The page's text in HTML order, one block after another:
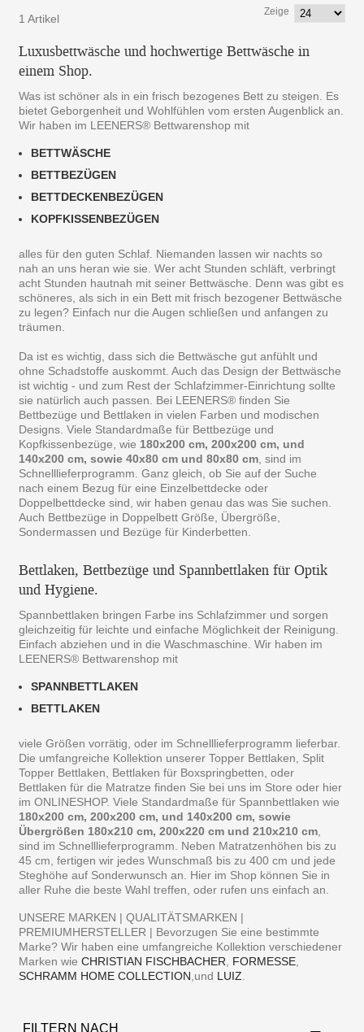
1 Artikel
Zeige
Luxusbettwäsche und hochwertige Bettwäsche in
einem Shop.
Was ist schöner als in ein frisch bezogenes Bett zu steigen. Es
bietet Geborgenheit und Wohlfühlen vom ersten Augenblick an.
Wir haben im LEENERS® Bettwarenshop mit
BETTWÄSCHE
BETTBEZÜGEN
BETTDECKENBEZÜGEN
KOPFKISSENBEZÜGEN
alles für den guten Schlaf. Niemanden lassen wir nachts so
nah an uns heran wie sie. Wer acht Stunden schläft, verbringt
acht Stunden hautnah mit seiner Bettwäsche. Denn was gibt es
schöneres, als sich in ein Bett mit frisch bezogener Bettwäsche
zu legen? Einfach nur die Augen schließen und anfangen zu
träumen.
Da ist es wichtig, dass sich die Bettwäsche gut anfühlt und
ohne Schadstoffe auskommt. Auch das Design der Bettwäsche
ist wichtig - und zum Rest der Schlafzimmer-Einrichtung sollte
sie natürlich auch passen. Bei LEENERS® finden Sie
Bettbezüge und Bettlaken in vielen Farben und modischen
Designs. Viele Standardmaße für Bettbezüge und
Kopfkissenbezüge, wie 180x200 cm, 200x200 cm, und
140x200 cm, sowie 40x80 cm und 80x80 cm , sind im
Schnelllieferprogramm. Ganz gleich, ob Sie auf der Suche
nach einem Bezug für eine Einzelbettdecke oder
Doppelbettdecke sind, wir haben genau das was Sie suchen.
Auch Bettbezüge in Doppelbett Größe, Übergröße,
Sondermassen und Bezüge für Kinderbetten.
Bettlaken, Bettbezüge und Spannbettlaken für Optik
und Hygiene.
Spannbettlaken bringen Farbe ins Schlafzimmer und sorgen
gleichzeitig für leichte und einfache Möglichkeit der Reinigung.
Einfach abziehen und in die Waschmaschine. Wir haben im
LEENERS® Bettwarenshop mit
SPANNBETTLAKEN
BETTLAKEN
viele Größen vorrätig, oder im Schnelllieferprogramm lieferbar.
Die umfangreiche Kollektion unserer Topper Bettlaken, Split
Topper Bettlaken, Bettlaken für Boxspringbetten, oder
Bettlaken für die Matratze finden Sie bei uns im Store oder hier
im ONLINESHOP. Viele Standardmaße für Spannbettlaken wie
180x200 cm, 200x200 cm, und 140x200 cm, sowie
Übergrößen 180x210 cm, 200x220 cm und 210x210 cm
sind im Schnelllieferprogramm. Neben Matratzenhöhen bis zu
45 cm, fertigen wir jedes Wunschmaß bis zu 400 cm und jede
Steghöhe auf Sonderwunsch an. Hier im Shop können Sie in
aller Ruhe die beste Wahl treffen, oder rufen uns einfach an.
UNSERE MARKEN | QUALITÄTSMARKEN |
PREMIUMHERSTELLER | Bevorzugen Sie eine bestimmte
Marke? Wir haben eine umfangreiche Kollektion verschiedener
Marken wieCHRISTIAN FISCHBACHER FORMESSE
SCHRAMM HOME COLLECTION ,und LUIZ
FILTERN NACH